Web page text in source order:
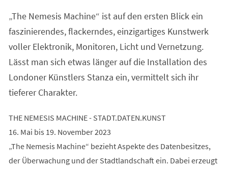
„The Nemesis Machine“ ist auf den ersten Blick ein
faszinierendes, flackerndes, einzigartiges Kunstwerk
voller Elektronik, Monitoren, Licht und Vernetzung.
Lässt man sich etwas länger auf die Installation des
Londoner Künstlers Stanza ein, vermittelt sich ihr
tieferer Charakter.
THE NEMESIS MACHINE - STADT.DATEN.KUNST
16. Mai bis 19. November 2023
„The Nemesis Machine“ bezieht Aspekte des Datenbesitzes,
der Überwachung und der Stadtlandschaft ein. Dabei erzeugt